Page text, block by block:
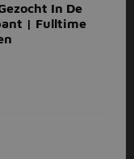
In De
| Fulltime